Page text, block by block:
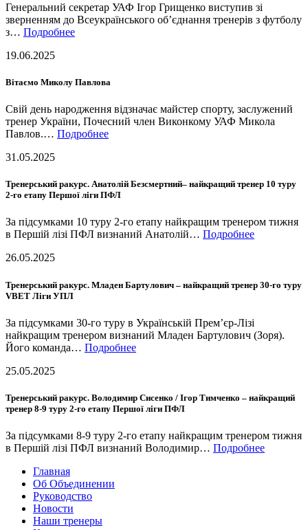
Генеральний секретар УАФ Ігор Грищенко виступив зі
зверненням до Всеукраїнського об’єднання тренерів з футболу
з… Подробнее
19.06.2025
Вітаємо Миколу Павлова
Свій день народження відзначає майстер спорту, заслужений
тренер України, Почесний член Виконкому УАФ Микола
Павлов.… Подробнее
31.05.2025
Тренерський ракурс. Анатолій Безсмертний– найкращий тренер 10 туру
2-го етапу Першої ліги ПФЛ
За підсумками 10 туру 2-го етапу найкращим тренером тижня
в Першій лізі ПФЛ визнаний Анатолій… Подробнее
26.05.2025
Тренерський ракурс. Младен Бартулович – найкращий тренер 30-го туру
VBET Ліги УПЛ
За підсумками 30-го туру в Українській Прем’єр-Лізі
найкращим тренером визнаний Младен Бартулович (Зоря).
Його команда… Подробнее
25.05.2025
Тренерський ракурс. Володимир Сисенко / Ігор Тимченко – найкращий
тренер 8-9 туру 2-го етапу Першої ліги ПФЛ
За підсумками 8-9 туру 2-го етапу найкращим тренером тижня
в Першій лізі ПФЛ визнаний Володимир… Подробнее
Главная
Об Объединении
Руководство
Новости
Наши тренеры